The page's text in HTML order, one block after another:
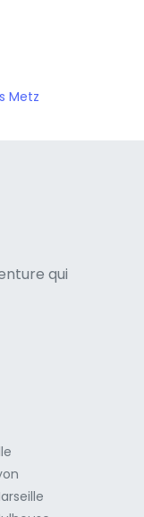
Metz
qui